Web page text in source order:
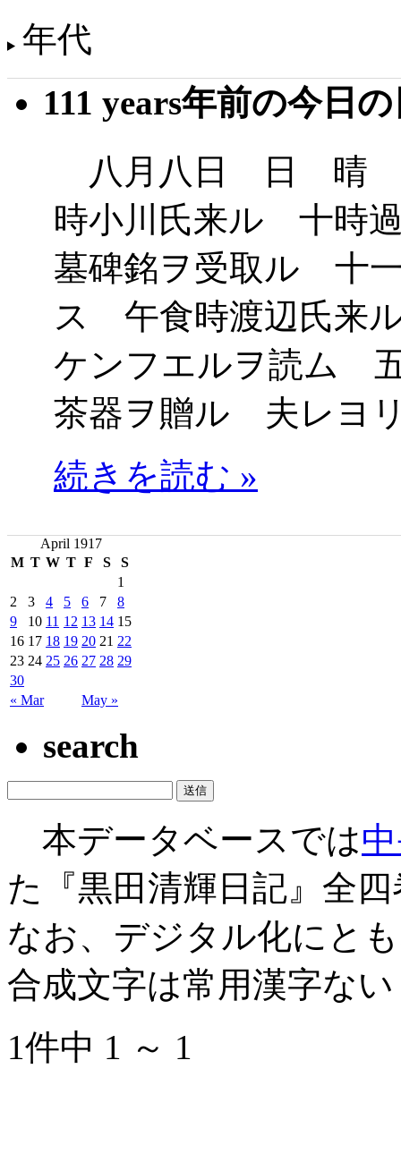
年代
111 years年前の今日
八月八日 日 晴
時小川氏来ル 十時
墓碑銘ヲ受取ル 十
ス 午食時渡辺氏来
ケンフエルヲ読ム
茶器ヲ贈ル 夫レヨ
続きを読む »
April 1917
M T W T F S S
« Mar May »
1
2
3 4 5 6 7
8
9
10 11 12 13 14 15
16 17 18 19 20 21 22
23 24 25 26 27 28 29
30
search
本データベースでは
た『黒田清輝日記』全
なお、デジタル化にと
合成文字は常用漢字な
1件中 1 ～ 1